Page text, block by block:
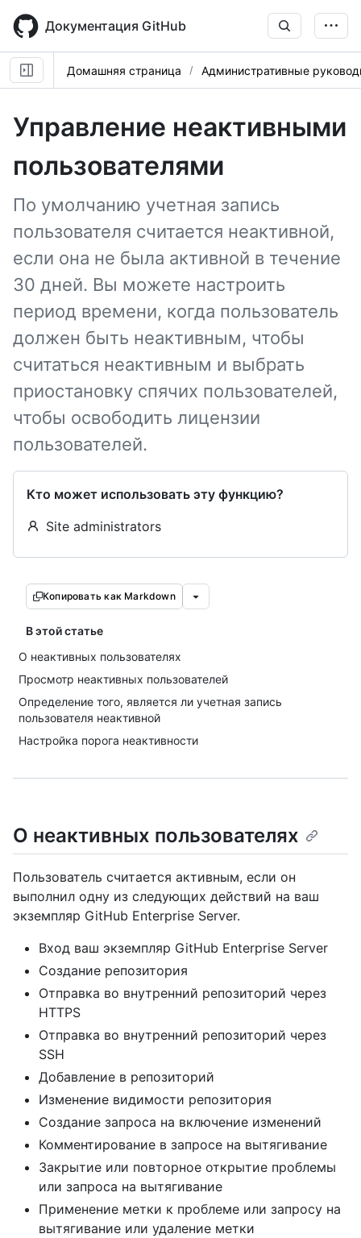
main
content
Документация GitHub
Домашняя страница Административные
Управление неактивными
пользователями
По умолчанию учетная запись
пользователя считается неактивной,
если она не была активной в течение
30 дней. Вы можете настроить
период времени, когда пользователь
должен быть неактивным, чтобы
считаться неактивным и выбрать
приостановку спячих пользователей,
чтобы освободить лицензии
пользователей.
Кто может использовать эту функцию?
Site administrators
Копировать как Markdown
В этой статье
О неактивных пользователях
Просмотр неактивных пользователей
Определение того, является ли учетная запись
пользователя неактивной
Настройка порога неактивности
О неактивных пользователях
Пользователь считается активным, если он
выполнил одну из следующих действий на ваш
экземпляр GitHub Enterprise Server.
Вход ваш экземпляр GitHub Enterprise Server
Создание репозитория
Отправка во внутренний репозиторий через
HTTPS
Отправка во внутренний репозиторий через
SSH
Добавление в репозиторий
Изменение видимости репозитория
Создание запроса на включение изменений
Комментирование в запросе на вытягивание
Закрытие или повторное открытие проблемы
или запроса на вытягивание
Применение метки к проблеме или запросу на
вытягивание или удаление метки